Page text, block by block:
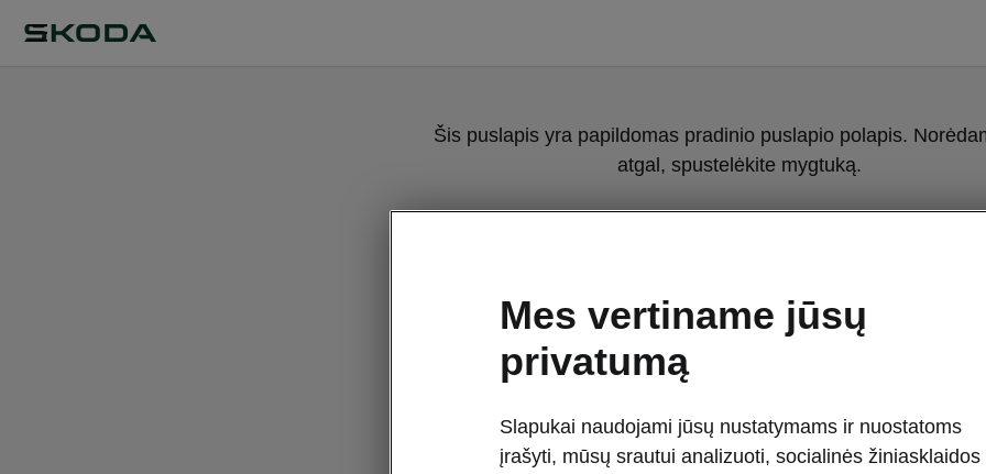
Šis puslapis yra papildomas pradinio puslapio polapis.
atgal, spustelėkite mygtuką.
Škoda Enyaq
Mes vertiname jūsų
privatumą
Slapukai naudojami jūsų nustatymams ir nuostatoms
įrašyti, mūsų srautui analizuoti, socialinės žiniasklaidos